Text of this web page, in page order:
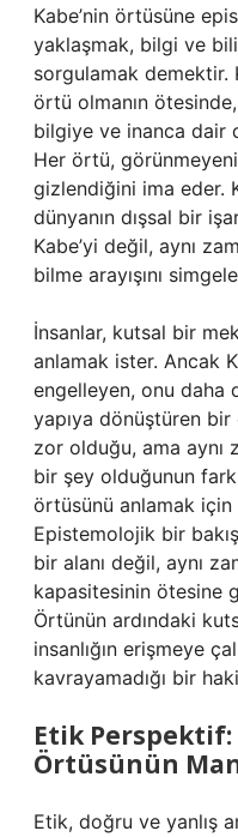
Kabe’nin örtüsüne
yaklaşmak, bilgi ve
sorgulamak demektir.
örtü olmanın ötesinde,
bilgiye ve inanca dair
Her örtü,
gizlendiğini ima eder.
dünyanın dışsal bir
Kabe’yi değil, aynı
bilme arayışını
İnsanlar, kutsal bir
anlamak ister. Ancak
engelleyen, onu daha
yapıya dönüştüren bir
zor olduğu, ama aynı
bir şey olduğunun
örtüsünü anlamak
Epistemolojik bir
bir alanı değil, aynı
kapasitesinin ötesine
Örtünün ardındaki
insanlığın erişmeye
kavrayamadığı bir
Etik Perspektif:
Örtüsünün
Etik, doğru ve yanlış